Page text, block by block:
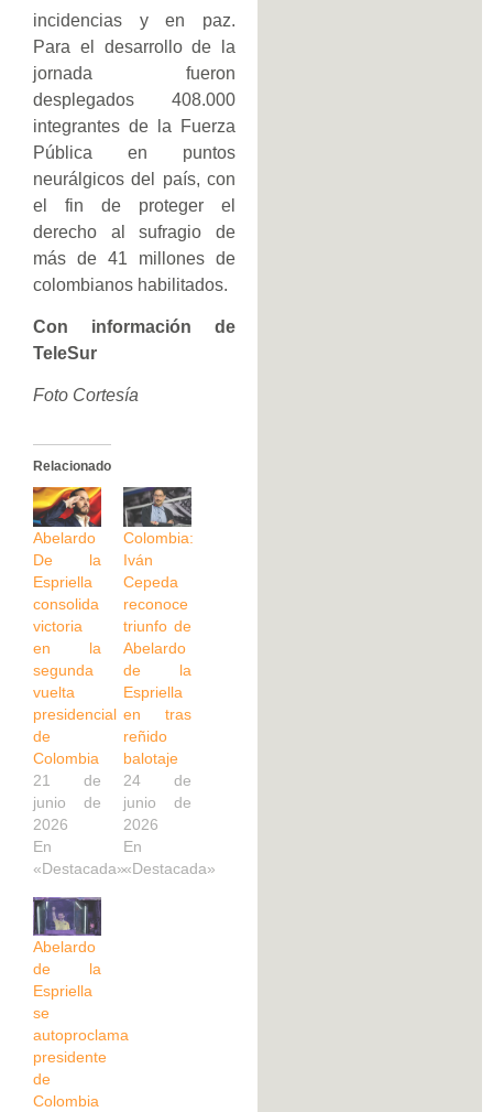
incidencias y en paz.
Para el desarrollo de la
jornada fueron
desplegados 408.000
integrantes de la Fuerza
Pública en puntos
neurálgicos del país, con
el fin de proteger el
derecho al sufragio de
más de 41 millones de
colombianos habilitados.
Con información de
TeleSur
Foto Cortesía
Relacionado
Abelardo
De la
Espriella
consolida
victoria
en la
segunda
vuelta
presidencial
de
Colombia
21 de
junio de
2026
En
«Destacada»
Colombia:
Iván
Cepeda
reconoce
triunfo de
Abelardo
de la
Espriella
en tras
reñido
balotaje
24 de
junio de
2026
En
«Destacada»
Abelardo
de la
Espriella
se
autoproclama
presidente
de
Colombia